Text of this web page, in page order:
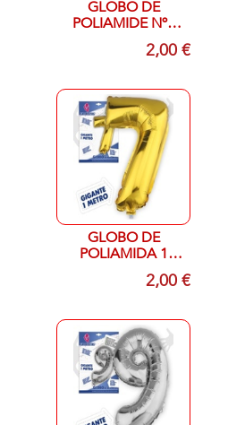
GLOBO DE
POLIAMIDE Nº1
2,00 €
GLOBO DE
POLIAMIDA 1
METRO DORADO
2,00 €